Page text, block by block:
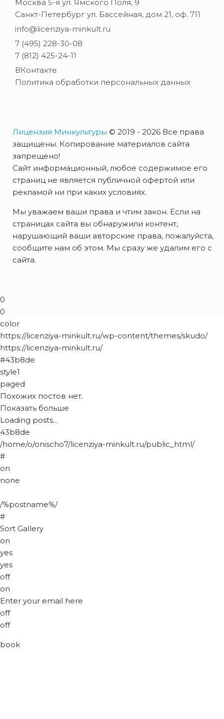
Москва 5-я ул. Ямского Поля, 9
Санкт-Петербург ул. Бассейная, дом 21, оф. 711
info@licenziya-minkult.ru
7 (495) 228-30-08
7 (812) 425-24-11
ВКонтакте
Политика обработки персональных данных
Лицензия Минкультуры © 2019 - 2026 Все права
защищены. Копирование материалов сайта
запрещено!
Сайт информационный, любое содержимое его
страниц не является публичной офертой или
рекламой ни при каких условиях.
Мы уважаем ваши права и чтим закон. Если на
страницах сайта вы обнаружили контент,
нарушающий ваши авторские права, пожалуйста,
сообщите нам об этом. Мы сразу же удалим его с
сайта.
0
0
color
https://licenziya-minkult.ru/wp-content/themes/skudo/
https://licenziya-minkult.ru/
#43b8de
style1
paged
Похожих постов нет.
Показать больше
Loading posts...
43b8de
/home/o/onischo7/licenziya-minkult.ru/public_html/
#
on
none
/%postname%/
#
Sort Gallery
on
yes
yes
off
on
Enter your email here
off
off
book